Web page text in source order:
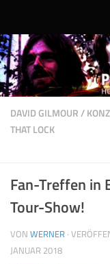
DAVID GILMOUR/
THAT LOCK
Fan-Treffen in
Tour-Show!
VON WERNER ·
JANUAR 2018